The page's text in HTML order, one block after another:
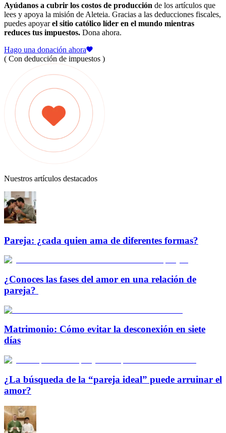
Ayúdanos a cubrir los costos de producción de los artículos que
lees y apoya la misión de Aleteia. Gracias a las deducciones fiscales,
puedes apoyarel sitio católico líder en el mundo mientras
reduces tus impuestos. Dona ahora.
Hago una donación ahora
( Con deducción de impuestos )
Nuestros artículos destacados
Pareja: ¿cada quien ama de diferentes formas?
¿Conoces las fases del amor en una relación de
pareja?
Matrimonio: Cómo evitar la desconexión en siete
días
¿La búsqueda de la “pareja ideal” puede arruinar el
amor?